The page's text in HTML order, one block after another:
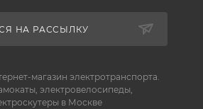
НА РАССЫЛКУ
магазин электротранспорта.
электровелосипеды,
в Москве